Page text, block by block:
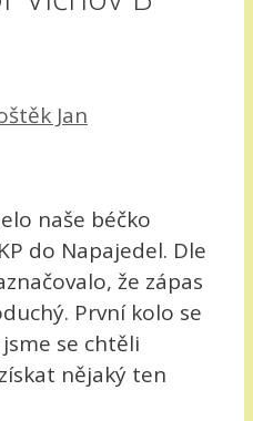
Jan
naše béčko
do Napajedel. Dle
že zápas
První kolo se
se chtěli
nějaký ten